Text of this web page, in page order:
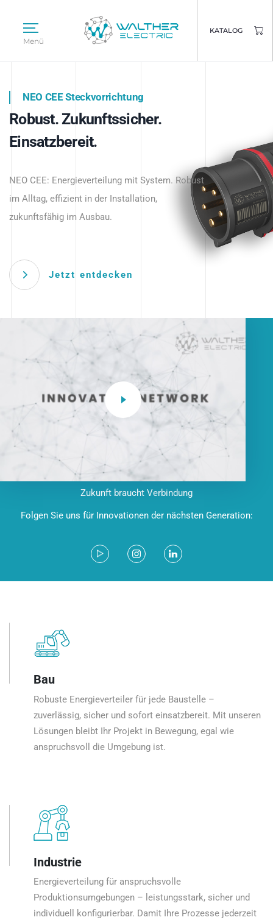
Menü
KATALOG
Intelligente Stromverteilung
beginnt hier.
NEO CEE Steckvorrichtung
Robust. Zukunftssicher.
Einsatzbereit.
NEO CEE: Energieverteilung mit System. Robust
im Alltag, effizient in der Installation,
zukunftsfähig im Ausbau.
Jetzt entdecken
Intelligenz trifft Energie.
Anwendungen – robust, IP-geschützt und
zukunftsfähig.
Zukunft braucht Verbindung
Folgen Sie uns für Innovationen der nächsten Generation:
Bau
Robuste Energieverteiler für jede Baustelle –
zuverlässig, sicher und sofort einsatzbereit. Mit unseren
Lösungen bleibt Ihr Projekt in Bewegung, egal wie
anspruchsvoll die Umgebung ist.
Industrie
Energieverteilung für anspruchsvolle
Produktionsumgebungen – leistungsstark, sicher und
individuell konfigurierbar. Damit Ihre Prozesse jederzeit